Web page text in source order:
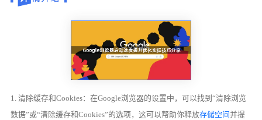
1. 清除缓存和Cookies：在Google浏览器的设置中，可以找到“清除浏览
数据”或“清除缓存和Cookies”的选项，这可以帮助你释放存储空间并提